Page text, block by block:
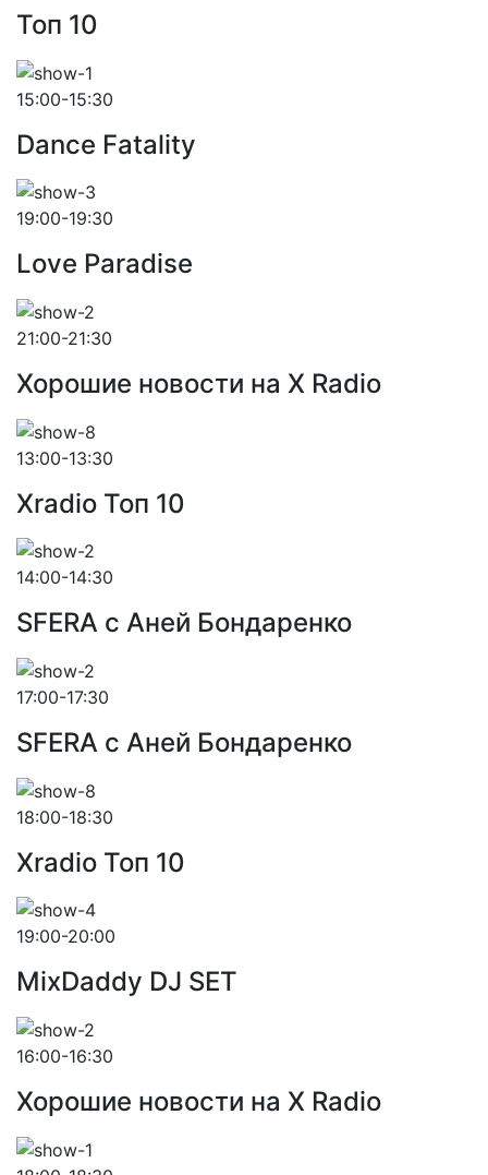
Toп 10
15:00-15:30
Dance Fatality
19:00-19:30
Love Paradise
21:00-21:30
Хорошие новости на X Radio
13:00-13:30
Xradio Топ 10
14:00-14:30
SFERA с Аней Бондаренко
17:00-17:30
SFERA с Аней Бондаренко
18:00-18:30
Xradio Топ 10
19:00-20:00
MixDaddy DJ SET
16:00-16:30
Хорошие новости на X Radio